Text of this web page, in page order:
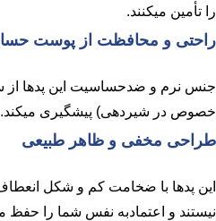
را تأمین میکنند.
راحتی و محافظت از پوست
جنس نرم و ضدحساسیت این پدها از
خصوص در شیردهی) پیشگیری میکند.
طراحی مخفی و ظاهر طبیعی
این پدها با ضخامت کم و شکل
نیستند و اعتمادبه نفس شما را حفظ